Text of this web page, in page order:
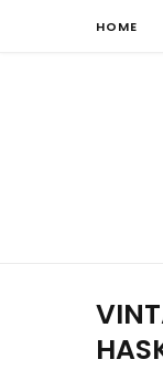
HOME